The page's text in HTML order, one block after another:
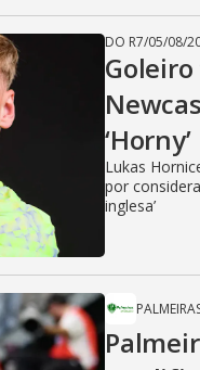
DO R7/05/08/
‘Horny’
Lukas
por
inglesa’